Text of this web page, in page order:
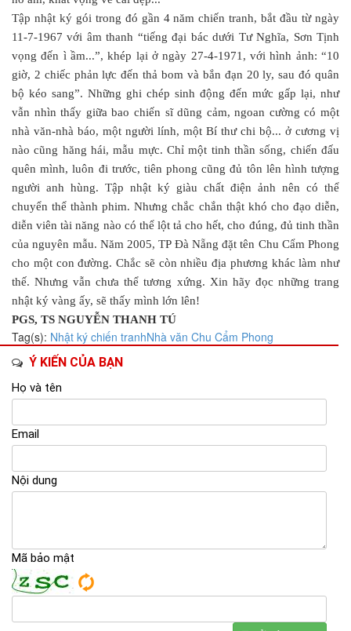
Tập nhật ký gói trong đó gần 4 năm chiến tranh, bắt đầu từ ngày
11-7-1967 với âm thanh “tiếng đại bác dưới Tư Nghĩa, Sơn Tịnh
vọng đến ì ầm...”, khép lại ở ngày 27-4-1971, với hình ảnh: “10
giờ, 2 chiếc phản lực đến thả bom và bắn đạn 20 ly, sau đó quân
bộ kéo sang”. Những ghi chép sinh động đến mức gấp lại, như
vẫn nhìn thấy giữa bao chiến sĩ dũng cảm, ngoan cường có một
nhà văn-nhà báo, một người lính, một Bí thư chi bộ... ở cương vị
nào cũng hăng hái, mẫu mực. Chỉ một tinh thần sống, chiến đấu
quên mình, luôn đi trước, tiên phong cũng đủ tôn lên hình tượng
người anh hùng. Tập nhật ký giàu chất điện ảnh nên có thể
chuyển thể thành phim. Nhưng chắc chắn thật khó cho đạo diễn,
diễn viên tài năng nào có thể lột tả cho hết, cho đúng, đủ tinh thần
của nguyên mẫu. Năm 2005, TP Đà Nẵng đặt tên Chu Cẩm Phong
cho một con đường. Chắc sẽ còn nhiều địa phương khác làm như
thế. Nhưng vẫn chưa thể tương xứng. Xin hãy đọc những trang
nhật ký vàng ấy, sẽ thấy mình lớn lên!
PGS, TS NGUYỄN THANH TÚ
Tag(s): Nhật ký chiến tranhNhà văn Chu Cẩm Phong
Ý KIẾN CỦA BẠN
Họ và tên
Email
Nội dung
Mã bảo mật